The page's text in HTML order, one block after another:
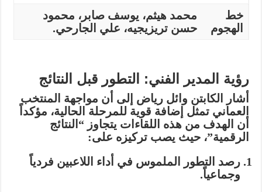
خط
الهجوم
محمد هيثم، يوسف صابر، محمود
حسن تريزيجيه، علي الجارحي.
رؤية المدير الفني: التطور قبل النتائج
أشار الكابتن وائل رياض إلى أن مواجهة المنتخب
العماني تمثل إضافة قوية للمرحلة الحالية، مؤكداً
أن الهدف من هذه اللقاءات يتجاوز “النتائج
الرقمية”، حيث يصب تركيزه على:
رصد التطور الملموس في أداء اللاعبين فردياً
وجماعياً.